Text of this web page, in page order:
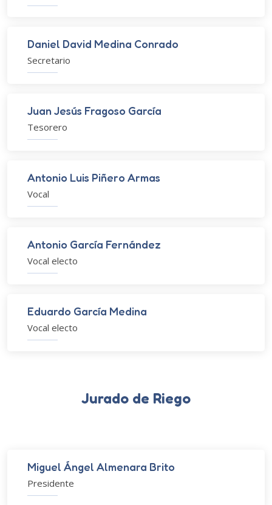
Daniel David Medina Conrado
Secretario
Juan Jesús Fragoso García
Tesorero
Antonio Luis Piñero Armas
Vocal
Antonio García Fernández
Vocal electo
Eduardo García Medina
Vocal electo
Jurado de Riego
Miguel Ángel Almenara Brito
Presidente